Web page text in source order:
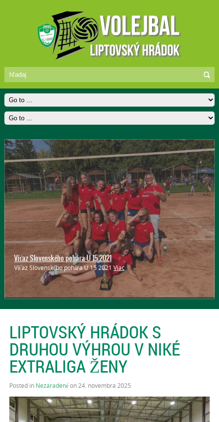
Víťaz Slovenského pohára U 15 2021
Víťaz Slovenského pohára U 15 2021 Viac
LIPTOVSKÝ HRÁDOK S
DRUHOU VÝHROU V NIKÉ
EXTRALIGA ŽENY
Posted in Nezaradenéon 24. novembra 2025